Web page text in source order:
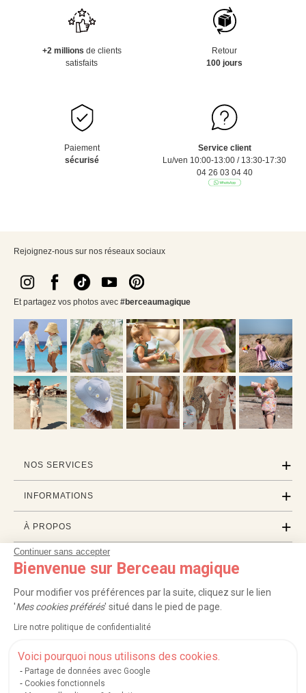
Continuer sans accepter
Bienvenue sur Berceau magique
Pour modifier vos préférences par la suite, cliquez sur le lien
'Mes cookies préférés' situé dans le pied de page.
Lire notre politique de confidentialité
Voici pourquoi nous utilisons des cookies.
Partage de données avec Google
Cookies fonctionnels
+2 millions de clients
satisfaits
Retour
100 jours
Paiement
sécurisé
Service client
Lu/ven 10:00-13:00 / 13:30-17:30
04 26 03 04 40
Rejoignez-nous sur nos réseaux sociaux
Et partagez vos photos avec #berceaumagique
NOS SERVICES
INFORMATIONS
À PROPOS
PROFESSIONNELS
LISTES CADEAUX
Service après-vente| FAQ |Rappels de produits|Protection des données
Mentions légales et crédits Conditions générales de ventes